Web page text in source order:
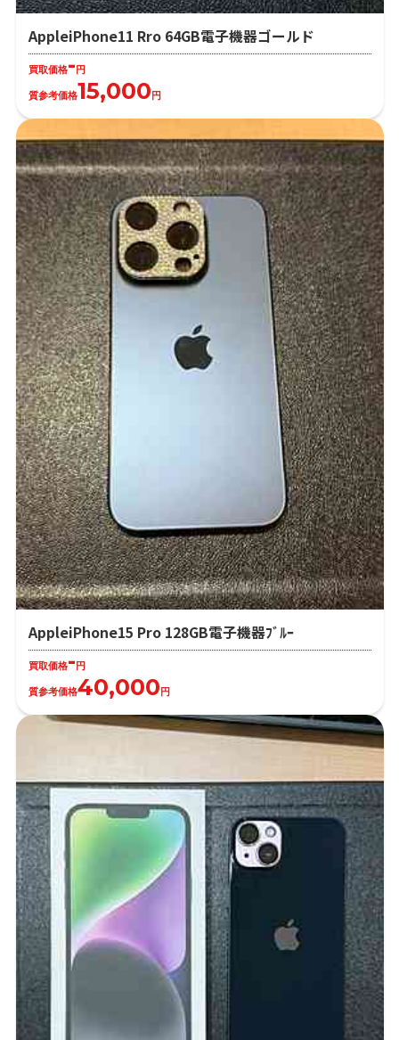
AppleiPhone11 Rro 64GB電子機器ゴールド
買取価格- 円
質参考価格15,000 円
AppleiPhone15 Pro 128GB電子機器ﾌﾞﾙｰ
買取価格- 円
質参考価格40,000 円